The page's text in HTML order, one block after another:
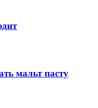
мальт пасту